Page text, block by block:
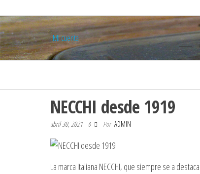
Mi cuenta
NECCHI desde 1919
abril 30, 2021 0 Por ADMIN
La marca Italiana NECCHI, que siempre se a